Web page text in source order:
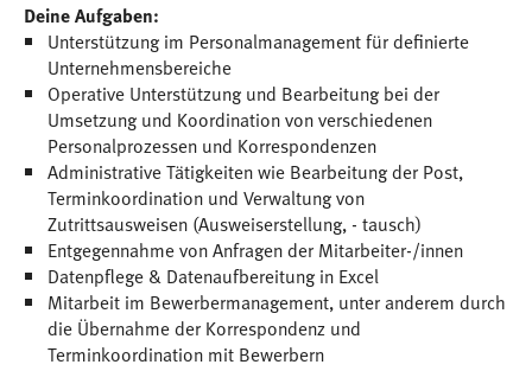
Deine Aufgaben:
Unterstützung im Personalmanagement für definierte
Unternehmensbereiche
Operative Unterstützung und Bearbeitung bei der
Umsetzung und Koordination von verschiedenen
Personalprozessen und Korrespondenzen
Administrative Tätigkeiten wie Bearbeitung der Post,
Terminkoordination und Verwaltung von
Zutrittsausweisen (Ausweiserstellung, - tausch)
Entgegennahme von Anfragen der Mitarbeiter-/innen
Datenpflege & Datenaufbereitung in Excel
Mitarbeit im Bewerbermanagement, unter anderem durch
die Übernahme der Korrespondenz und
Terminkoordination mit Bewerbern